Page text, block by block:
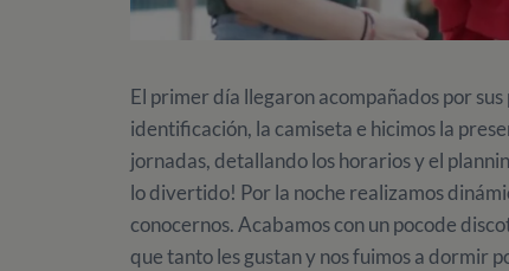
El primer día llegaron acompañados por
identificación, la camiseta e hicimos la
jornadas, detallando los horarios y el
lo divertido! Por la noche realizamos
conocernos. Acabamos con un pocode
que tanto les gustan y nos fuimos a dormir